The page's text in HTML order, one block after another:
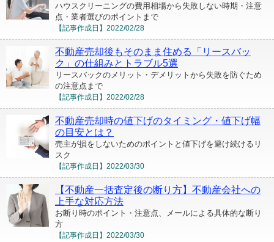
ハウスクリーニングの費用相場から失敗しない時期・注意
点・業者選びのポイントまで
【記事作成日】 2022/02/28
不動産売却後もそのまま住める「リースバッ
ク」の仕組みとトラブル5選
リースバックのメリット・デメリットから失敗を防ぐため
の注意点まで
【記事作成日】 2022/02/28
不動産売却時の値下げのタイミング・値下げ幅
の目安とは？
売主が損をしないためのポイントと値下げを避け続けるリ
スク
【記事作成日】 2022/03/30
【不動産一括査定後の断り方】不動産会社への
上手な対応方法
お断り時のポイント・注意点、メールによる具体的な断り
方
【記事作成日】 2022/03/30